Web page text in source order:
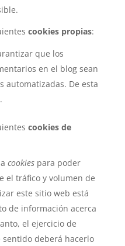
cookies propias:
que los
en el blog sean
automatizadas. De esta
.
cookies de
cookiespara poder
el tráfico y volumen de
este sitio web está
de información acerca
el ejercicio de
deberá hacerlo